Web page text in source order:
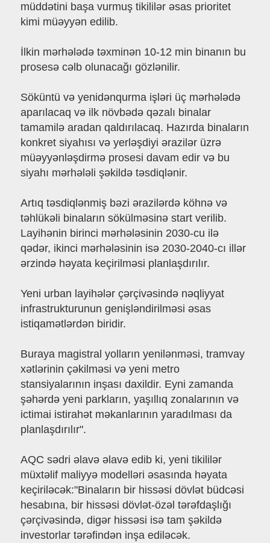
müddətini başa vurmuş tikililər əsas prioritet
kimi müəyyən edilib.
İlkin mərhələdə təxminən 10-12 min binanın bu
prosesə cəlb olunacağı gözlənilir.
Söküntü və yenidənqurma işləri üç mərhələdə
aparılacaq və ilk növbədə qəzalı binalar
tamamilə aradan qaldırılacaq. Hazırda binaların
konkret siyahısı və yerləşdiyi ərazilər üzrə
müəyyənləşdirmə prosesi davam edir və bu
siyahı mərhələli şəkildə təsdiqlənir.
Artıq təsdiqlənmiş bəzi ərazilərdə köhnə və
təhlükəli binaların sökülməsinə start verilib.
Layihənin birinci mərhələsinin 2030-cu ilə
qədər, ikinci mərhələsinin isə 2030-2040-cı illər
ərzində həyata keçirilməsi planlaşdırılır.
Yeni urban layihələr çərçivəsində nəqliyyat
infrastrukturunun genişləndirilməsi əsas
istiqamətlərdən biridir.
Buraya magistral yolların yenilənməsi, tramvay
xətlərinin çəkilməsi və yeni metro
stansiyalarının inşası daxildir. Eyni zamanda
şəhərdə yeni parkların, yaşıllıq zonalarının və
ictimai istirahət məkanlarının yaradılması da
planlaşdırılır".
AQC sədri əlavə əlavə edib ki, yeni tikililər
müxtəlif maliyyə modelləri əsasında həyata
keçiriləcək:"Binaların bir hissəsi dövlət büdcəsi
hesabına, bir hissəsi dövlət-özəl tərəfdaşlığı
çərçivəsində, digər hissəsi isə tam şəkildə
investorlar tərəfindən inşa ediləcək.